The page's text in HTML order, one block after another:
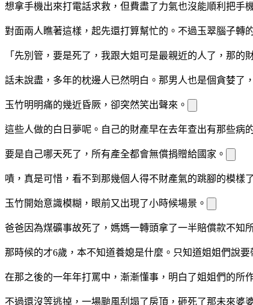
想拿手機出來打電話求救，但費盡了力氣也沒能順利把手
對面兩人瞧著這樣，起先還打算幫忙的。不過玉翠腦子轉
「先別管 ， 要是死了，我跟大姐可是最親近的人了，那的
話未說盡，多年的枕邊人已然明白。那男人也是個貪婪了
玉竹明明痛的幾近昏厥，卻突然笑出聲來。
這些人做的白日夢呢。自己的財產早在去年查出有那些病
要是自己哪天死了，所有產全都會無償捐贈給國家。
嘖，真是可惜，看不到那幾個人得不財產氣的跳腳的模樣
玉竹開始意識模糊，眼前又出現了小時候場景。
爸爸因為煤礦事故死了，媽媽一轉頭拿了一半賠償款不知
那時候的才6歲， 本不知道養媳是什麼。只知道姐姐們說
在那之後的一年年打罵中， 漸漸懂事，明白了姐姐們的所
不過還沒等逃掉，一場颱風刮塌了房頂，砸死了那未來婆